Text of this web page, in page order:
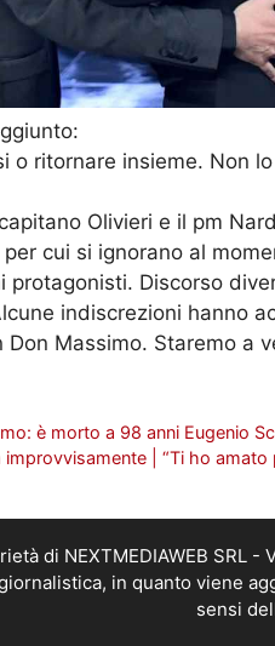
o ritornare insieme. Non
Olivieri e il pm
cui si ignorano al
protagonisti. Discorso
indiscrezioni hanno
Don Massimo. Staremo a
è morto a 98 anni Eugenio
improvvisamente | “Ti ho amato
di NEXTMEDIAWEB SRL -
in quanto viene
sensi